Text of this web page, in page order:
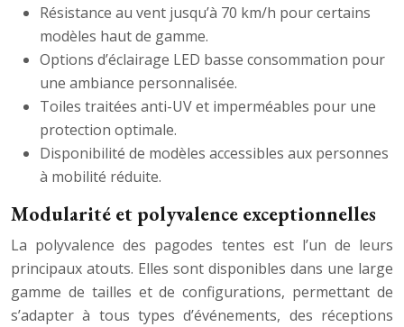
Résistance au vent jusqu’à 70 km/h pour certains
modèles haut de gamme.
Options d’éclairage LED basse consommation pour
une ambiance personnalisée.
Toiles traitées anti-UV et imperméables pour une
protection optimale.
Disponibilité de modèles accessibles aux personnes
à mobilité réduite.
Modularité et polyvalence exceptionnelles
La polyvalence des pagodes tentes est l’un de leurs
principaux atouts. Elles sont disponibles dans une large
gamme de tailles et de configurations, permettant de
s’adapter à tous types d’événements, des réceptions